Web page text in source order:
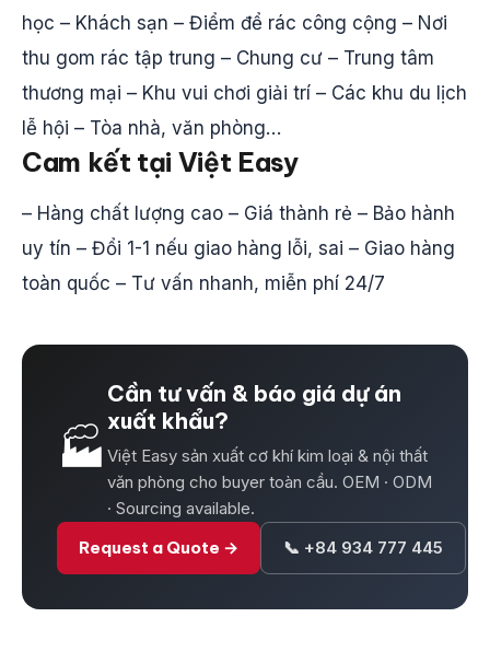
học – Khách sạn – Điểm để rác công cộng – Nơi
thu gom rác tập trung – Chung cư – Trung tâm
thương mại – Khu vui chơi giải trí – Các khu du lịch
lễ hội – Tòa nhà, văn phòng…
Cam kết tại Việt Easy
– Hàng chất lượng cao – Giá thành rẻ – Bảo hành
uy tín – Đổi 1-1 nếu giao hàng lỗi, sai – Giao hàng
toàn quốc – Tư vấn nhanh, miễn phí 24/7
🏭
Cần tư vấn & báo giá dự án
xuất khẩu?
Việt Easy sản xuất cơ khí kim loại & nội thất
văn phòng cho buyer toàn cầu. OEM · ODM
· Sourcing available.
Request a Quote →
📞 +84 934 777 445